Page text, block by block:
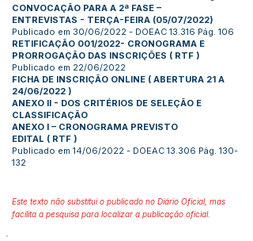
CONVOCAÇÃO PARA A 2ª FASE –
ENTREVISTAS - TERÇA-FEIRA (05/07/2022)
Publicado em 30/06/2022 - DOEAC 13.316 Pág. 106
RETIFICAÇÃO 001/2022- CRONOGRAMA E
PRORROGAÇÃO DAS INSCRIÇÕES ( RTF )
Publicado em 22/06/2022
FICHA DE INSCRIÇÃO ONLINE ( ABERTURA 21 A
24/06/2022 )
ANEXO II - DOS CRITÉRIOS DE SELEÇÃO E
CLASSIFICAÇÃO
ANEXO I – CRONOGRAMA PREVISTO
EDITAL ( RTF )
Publicado em 14/06/2022 - DOEAC 13.306 Pág. 130-
132
Este texto não substitui o publicado no Diário Oficial, mas
facilita a pesquisa para localizar a publicação oficial.